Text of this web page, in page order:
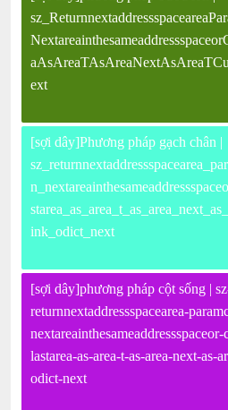
ext
[sợi dây]Phương pháp gạch chân |
ink_odict_next
[sợi dây]phương pháp cột sống |
returnnextaddressspacearea-
lastarea-as-area-t-as-area-next-
odict-next